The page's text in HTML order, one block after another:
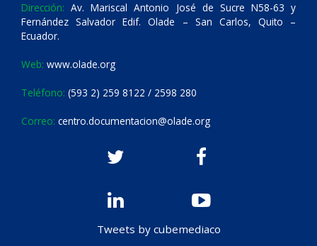
Dirección: Av. Mariscal Antonio José de Sucre N58-63 y
Fernández Salvador Edif. Olade – San Carlos, Quito –
Ecuador.
Web: www.olade.org
Teléfono: (593 2) 259 8122 / 2598 280
Correo: centro.documentacion@olade.org
Tweets by cubemediaco